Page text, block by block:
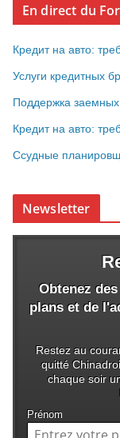
En direct du
Кредит на авто:
Услуги кредитных
Поддержка заемных
Кредит на авто:
Ссудные
Newsletter
Obtenez
plans et de
Restez au
quitté
chaque soir
Prénom